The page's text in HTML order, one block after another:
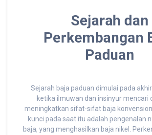
Sejarah dan
Perkembangan
Paduan
Sejarah baja paduan dimulai pada
ketika ilmuwan dan insinyur mencari
meningkatkan sifat-sifat baja
kunci pada saat itu adalah pengenalan
baja, yang menghasilkan baja nikel.